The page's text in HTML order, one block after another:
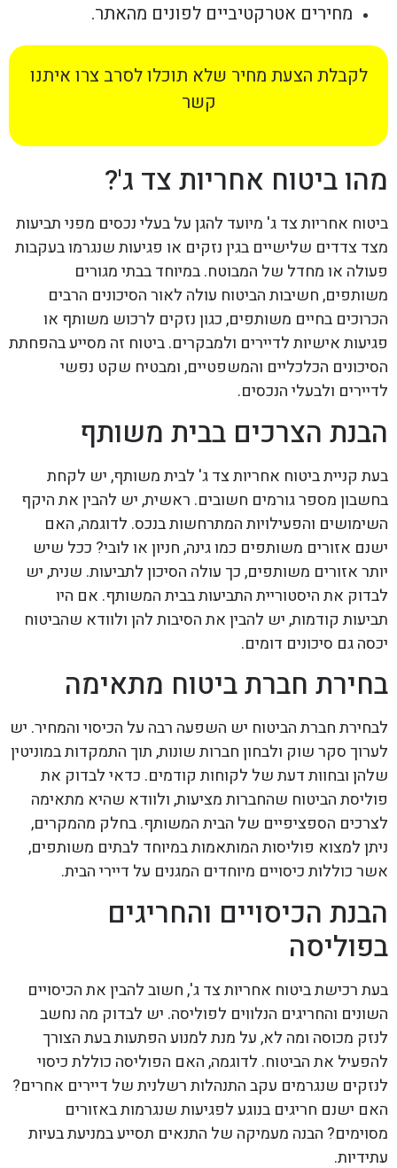
מחירים אטרקטיביים לפונים מהאתר.
לקבלת הצעת מחיר שלא תוכלו לסרב צרו איתנו
קשר
מהו ביטוח אחריות צד ג'?
ביטוח אחריות צד ג' מיועד להגן על בעלי נכסים מפני תביעות
מצד צדדים שלישיים בגין נזקים או פגיעות שנגרמו בעקבות
פעולה או מחדל של המבוטח. במיוחד בבתי מגורים
משותפים, חשיבות הביטוח עולה לאור הסיכונים הרבים
הכרוכים בחיים משותפים, כגון נזקים לרכוש משותף או
פגיעות אישיות לדיירים ולמבקרים. ביטוח זה מסייע בהפחתת
הסיכונים הכלכליים והמשפטיים, ומבטיח שקט נפשי
לדיירים ולבעלי הנכסים.
הבנת הצרכים בבית משותף
בעת קניית ביטוח אחריות צד ג' לבית משותף, יש לקחת
בחשבון מספר גורמים חשובים. ראשית, יש להבין את היקף
השימושים והפעילויות המתרחשות בנכס. לדוגמה, האם
ישנם אזורים משותפים כמו גינה, חניון או לובי? ככל שיש
יותר אזורים משותפים, כך עולה הסיכון לתביעות. שנית, יש
לבדוק את היסטוריית התביעות בבית המשותף. אם היו
תביעות קודמות, יש להבין את הסיבות להן ולוודא שהביטוח
יכסה גם סיכונים דומים.
בחירת חברת ביטוח מתאימה
לבחירת חברת הביטוח יש השפעה רבה על הכיסוי והמחיר. יש
לערוך סקר שוק ולבחון חברות שונות, תוך התמקדות במוניטין
שלהן ובחוות דעת של לקוחות קודמים. כדאי לבדוק את
פוליסת הביטוח שהחברות מציעות, ולוודא שהיא מתאימה
לצרכים הספציפיים של הבית המשותף. בחלק מהמקרים,
ניתן למצוא פוליסות המותאמות במיוחד לבתים משותפים,
אשר כוללות כיסויים מיוחדים המגנים על דיירי הבית.
הבנת הכיסויים והחריגים
בפוליסה
בעת רכישת ביטוח אחריות צד ג', חשוב להבין את הכיסויים
השונים והחריגים הנלווים לפוליסה. יש לבדוק מה נחשב
לנזק מכוסה ומה לא, על מנת למנוע הפתעות בעת הצורך
להפעיל את הביטוח. לדוגמה, האם הפוליסה כוללת כיסוי
לנזקים שנגרמים עקב התנהלות רשלנית של דיירים אחרים?
האם ישנם חריגים בנוגע לפגיעות שנגרמות באזורים
מסוימים? הבנה מעמיקה של התנאים תסייע במניעת בעיות
עתידיות.